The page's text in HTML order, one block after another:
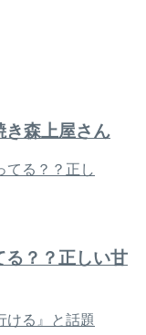
き森上屋さん
る？？正しい甘